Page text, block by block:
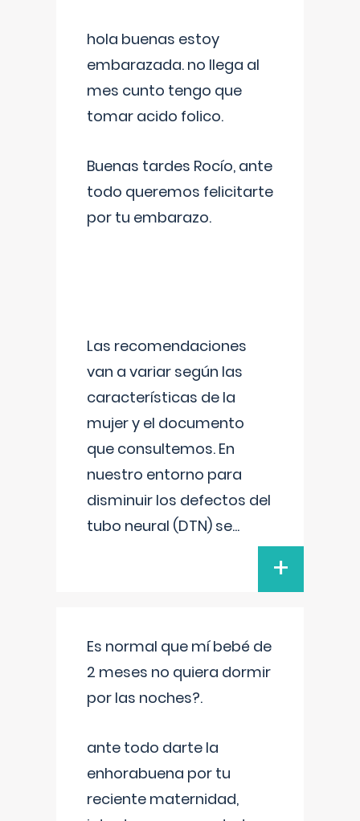
hola buenas estoy
embarazada. no llega al
mes cunto tengo que
tomar acido folico.
Buenas tardes Rocío, ante
todo queremos felicitarte
por tu embarazo.
Las recomendaciones
van a variar según las
características de la
mujer y el documento
que consultemos. En
nuestro entorno para
disminuir los defectos del
tubo neural (DTN) se...
+
Es normal que mí bebé de
2 meses no quiera dormir
por las noches?.
ante todo darte la
enhorabuena por tu
reciente maternidad,